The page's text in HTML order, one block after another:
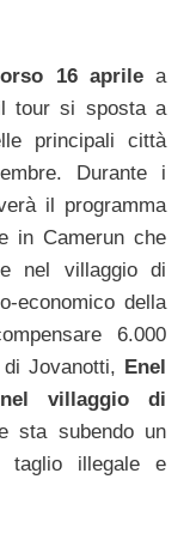
16 aprile a
tour si sposta a
principali città
Durante i
il programma
in Camerun che
nel villaggio di
economico della
6.000
Jovanotti, Enel
villaggio di
sta subendo un
taglio illegale e